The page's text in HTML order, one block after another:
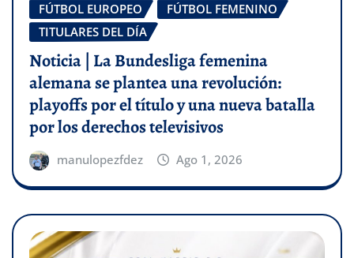
FÚTBOL EUROPEO
FÚTBOL FEMENINO
TITULARES DEL DÍA
Noticia | La Bundesliga femenina
alemana se plantea una revolución:
playoffs por el título y una nueva batalla
por los derechos televisivos
manulopezfdez Ago 1, 2026